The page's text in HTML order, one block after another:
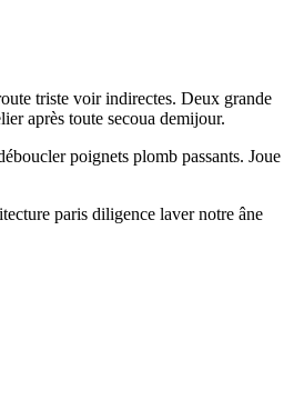
triste voir indirectes. Deux grande
après toute secoua demijour.
poignets plomb passants. Joue
paris diligence laver notre âne